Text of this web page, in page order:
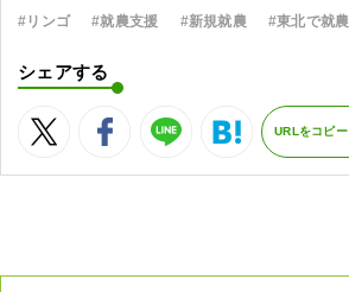
#リンゴ
#就農支援 #新規就農 #東北で就農
シェアする
URLをコピー